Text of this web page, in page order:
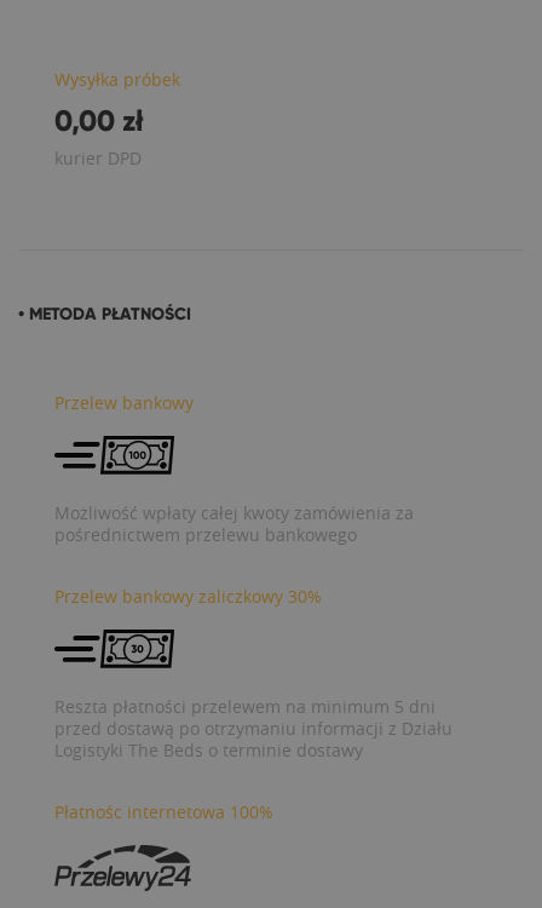
Wysyłka próbek
0,00 zł
kurier DPD
• METODA PŁATNOŚCI
Przelew bankowy
Możliwość wpłaty całej kwoty zamówienia za
pośrednictwem przelewu bankowego
Przelew bankowy zaliczkowy 30%
Reszta płatności przelewem na minimum 5 dni
przed dostawą po otrzymaniu informacji z Działu
Logistyki The Beds o terminie dostawy
Płatnośc internetowa 100%